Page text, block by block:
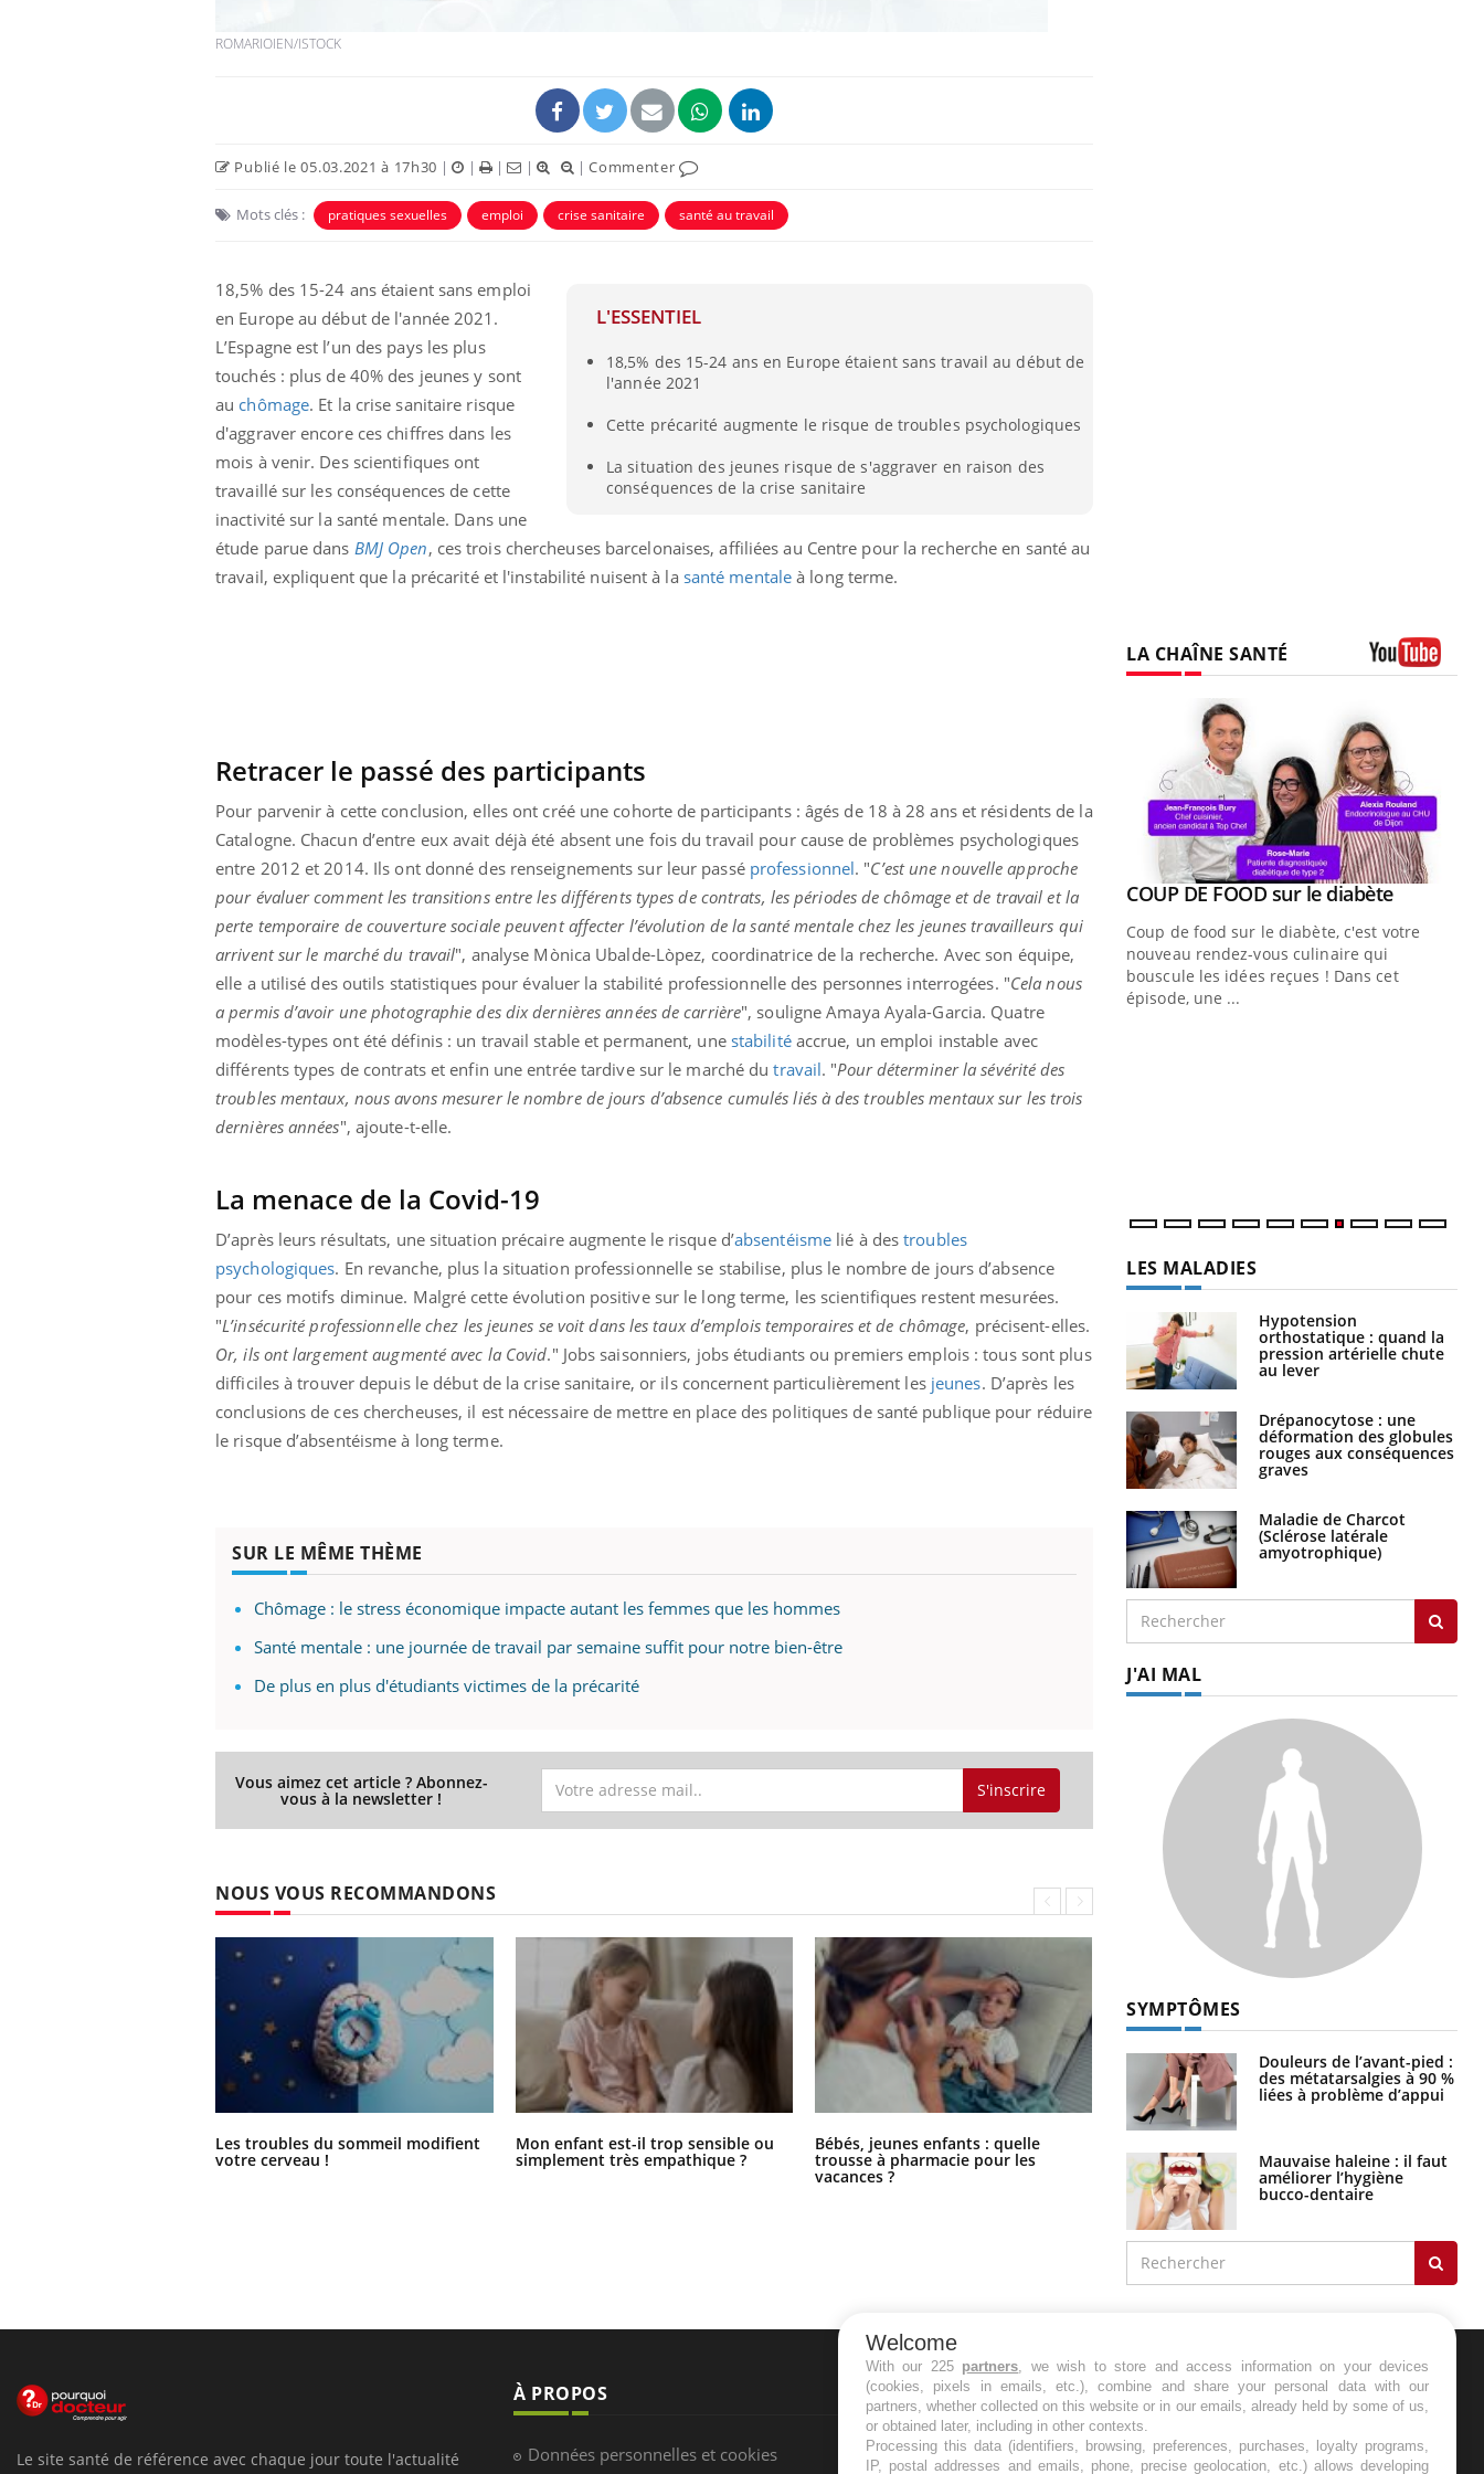
ROMARIOIEN/ISTOCK
Publié le 05.03.2021 à 17h30 | | | | |Commenter
Mots clés : pratiques sexuelles emploi crise sanitaire santé au travail
L'ESSENTIEL
18,5% des 15-24 ans en Europe étaient sans travail au début de
l'année 2021
Cette précarité augmente le risque de troubles psychologiques
La situation des jeunes risque de s'aggraver en raison des
conséquences de la crise sanitaire
18,5% des 15-24 ans étaient sans emploi
en Europe au début de l'année 2021.
L’Espagne est l’un des pays les plus
touchés : plus de 40% des jeunes y sont
au chômage. Et la crise sanitaire risque
d'aggraver encore ces chiffres dans les
mois à venir. Des scientifiques ont
travaillé sur les conséquences de cette
inactivité sur la santé mentale. Dans une
étude parue dans BMJ Open, ces trois chercheuses barcelonaises, affiliées au Centre pour la recherche en santé au
travail, expliquent que la précarité et l'instabilité nuisent à la santé mentale à long terme.
Retracer le passé des participants
Pour parvenir à cette conclusion, elles ont créé une cohorte de participants : âgés de 18 à 28 ans et résidents de la
Catalogne. Chacun d’entre eux avait déjà été absent une fois du travail pour cause de problèmes psychologiques
entre 2012 et 2014. Ils ont donné des renseignements sur leur passé professionnel. "C’est une nouvelle approche
pour évaluer comment les transitions entre les différents types de contrats, les périodes de chômage et de travail et la
perte temporaire de couverture sociale peuvent affecter l’évolution de la santé mentale chez les jeunes travailleurs qui
arrivent sur le marché du travail", analyse Mònica Ubalde-Lòpez, coordinatrice de la recherche. Avec son équipe,
elle a utilisé des outils statistiques pour évaluer la stabilité professionnelle des personnes interrogées. "Cela nous
a permis d’avoir une photographie des dix dernières années de carrière", souligne Amaya Ayala-Garcia. Quatre
modèles-types ont été définis : un travail stable et permanent, une stabilitéaccrue, un emploi instable avec
différents types de contrats et enfin une entrée tardive sur le marché dutravail. "Pour déterminer la sévérité des
troubles mentaux, nous avons mesurer le nombre de jours d’absence cumulés liés à des troubles mentaux sur les trois
dernières années", ajoute-t-elle.
La menace de la Covid-19
D’après leurs résultats, une situation précaire augmente le risque d’absentéisme lié à destroubles
psychologiques. En revanche, plus la situation professionnelle se stabilise, plus le nombre de jours d’absence
pour ces motifs diminue. Malgré cette évolution positive sur le long terme, les scientifiques restent mesurées.
"L’insécurité professionnelle chez les jeunes se voit dans les taux d’emplois temporaires et de chômage, précisent-elles.
Or, ils ont largement augmenté avec la Covid." Jobs saisonniers, jobs étudiants ou premiers emplois : tous sont plus
difficiles à trouver depuis le début de la crise sanitaire, or ils concernent particulièrement les jeunes. D’après les
conclusions de ces chercheuses, il est nécessaire de mettre en place des politiques de santé publique pour réduire
le risque d’absentéisme à long terme.
SUR LE MÊME THÈME
Chômage : le stress économique impacte autant les femmes que les hommes
Santé mentale : une journée de travail par semaine suffit pour notre bien-être
De plus en plus d'étudiants victimes de la précarité
Vous aimez cet article ? Abonnez-
vous à la newsletter ! S'inscrire
NOUS VOUS RECOMMANDONS
Les troubles du sommeil modifient
votre cerveau !
Mon enfant est-il trop sensible ou
simplement très empathique ?
Bébés, jeunes enfants : quelle
trousse à pharmacie pour les
vacances ?
les meilleurs exercices physiques ?
LA CHAÎNE SANTÉ
Eczéma Chronique des Mains : se
préparer pour l’été ! Youtube
L'été arrive… et avec lui, un tout nouveau
rythme de vie ! Vacances, plage, piscine,
Youtube
Diabète & Ramadan 2026Youtube
Le Ramadan approche, et, pour de
nombreuses personnes atteintes de
diabète, c'est une période de questions, de
défis, mais ...
Youtube
Un « jumeau numérique » pour
faciliter l’accès à la médecine
préventive Youtube
Un établissement lié à un groupe
mutualiste innove en matière de bilan de
santé : l'utilisation d'un « jumeau
numérique » permet ...
Youtube
COUP DE FOOD sur le diabèteYoutube
Coup de food sur le diabète, c'est votre
nouveau rendez-vous culinaire qui
bouscule les idées reçues ! Dans cet
épisode, une ...
LES MALADIES
Hypotension
orthostatique : quand la
pression artérielle chute
au lever
Drépanocytose : une
déformation des globules
rouges aux conséquences
graves
Maladie de Charcot
(Sclérose latérale
amyotrophique)
J'AI MAL
SYMPTÔMES
Douleurs de l’avant-pied :
des métatarsalgies à 90 %
liées à problème d’appui
Mauvaise haleine : il faut
améliorer l’hygiène
bucco-dentaire
Le site santé de référence avec chaque jour toute l'actualité
À PROPOS
Données personnelles et cookies
NEWSLETTER
Recevez toutes les semaines les meilleures
infos santé
Welcome
With our 225 partners, we wish to store and access information on your devices
(cookies, pixels in emails, etc.), combine and share your personal data with our
partners, whether collected on this website or in our emails, already held by some of us,
or obtained later, including in other contexts.
Processing this data (identifiers, browsing, preferences, purchases, loyalty programs,
IP, postal addresses and emails, phone, precise geolocation, etc.) allows developing